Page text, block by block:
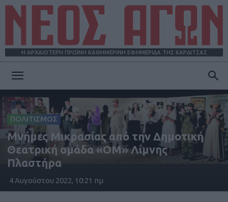
Η ΑΡΧΑΙΟΤΕΡΗ ΠΡΩΪΝΗ ΚΑΘΗΜΕΡΙΝΗ ΕΦΗΜΕΡΙΔΑ ΤΗΣ ΚΑΡΔΙΤΣΑΣ
ΑΓΩΝ
ΠΟΛΙΤΙΣΜΟΣ
Μνήμες Μικρασίας από την Δημοτική
Θεατρική ομάδα «ΟΜ» Λίμνης
Πλαστήρα
4 Αυγούστου 2022, 10:21 πμ